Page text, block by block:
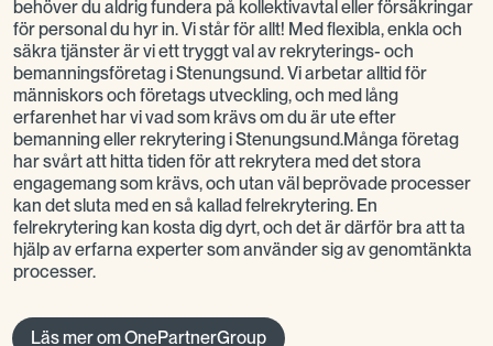
behöver du aldrig fundera på kollektivavtal eller försäkringar
för personal du hyr in. Vi står för allt! Med flexibla, enkla och
säkra tjänster är vi ett tryggt val av rekryterings- och
bemanningsföretag i Stenungsund. Vi arbetar alltid för
människors och företags utveckling, och med lång
erfarenhet har vi vad som krävs om du är ute efter
bemanning eller rekrytering i Stenungsund.Många företag
har svårt att hitta tiden för att rekrytera med det stora
engagemang som krävs, och utan väl beprövade processer
kan det sluta med en så kallad felrekrytering. En
felrekrytering kan kosta dig dyrt, och det är därför bra att ta
hjälp av erfarna experter som använder sig av genomtänkta
processer.
Läs mer om OnePartnerGroup